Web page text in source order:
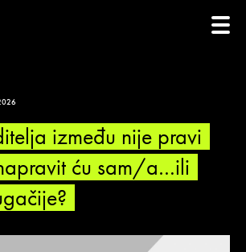
između nije pravi
ću sam/a…ili